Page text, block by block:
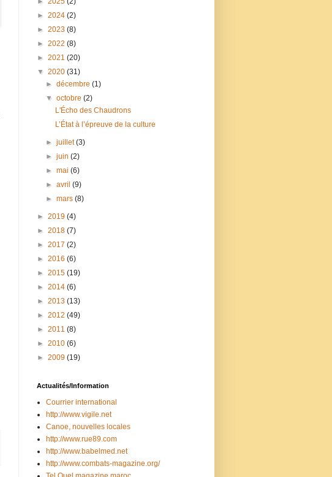
► 2024 (2)
► 2023 (8)
► 2022 (8)
► 2021 (20)
▼ 2020 (31)
►décembre(1)
▼octobre(2)
L'Écho des Chaudrons
L’État à l’épreuve de la culture
►juillet(3)
►juin(2)
►mai(6)
►avril(9)
►mars(8)
► 2019 (4)
► 2018 (7)
► 2017 (2)
► 2016 (6)
► 2015 (19)
► 2014 (6)
► 2013 (13)
► 2012 (49)
► 2011 (8)
► 2010 (6)
► 2009 (19)
Actualités/Information
Courrier international
http://www.vigile.net
Canoe, nouvelles locales
http://www.rue89.com
http://www.babelmed.net
http://www.combats-magazine.org/